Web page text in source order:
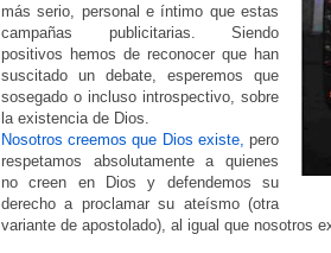
más serio, personal e íntimo que estas
campañas publicitarias. Siendo
positivos hemos de reconocer que han
suscitado un debate, esperemos que
sosegado o incluso introspectivo, sobre
la existencia de Dios.
Nosotros creemos que Dios existe, pero
respetamos absolutamente a quienes
no creen en Dios y defendemos su
derecho a proclamar su ateísmo (otra
variante de apostolado), al igual que nosotros